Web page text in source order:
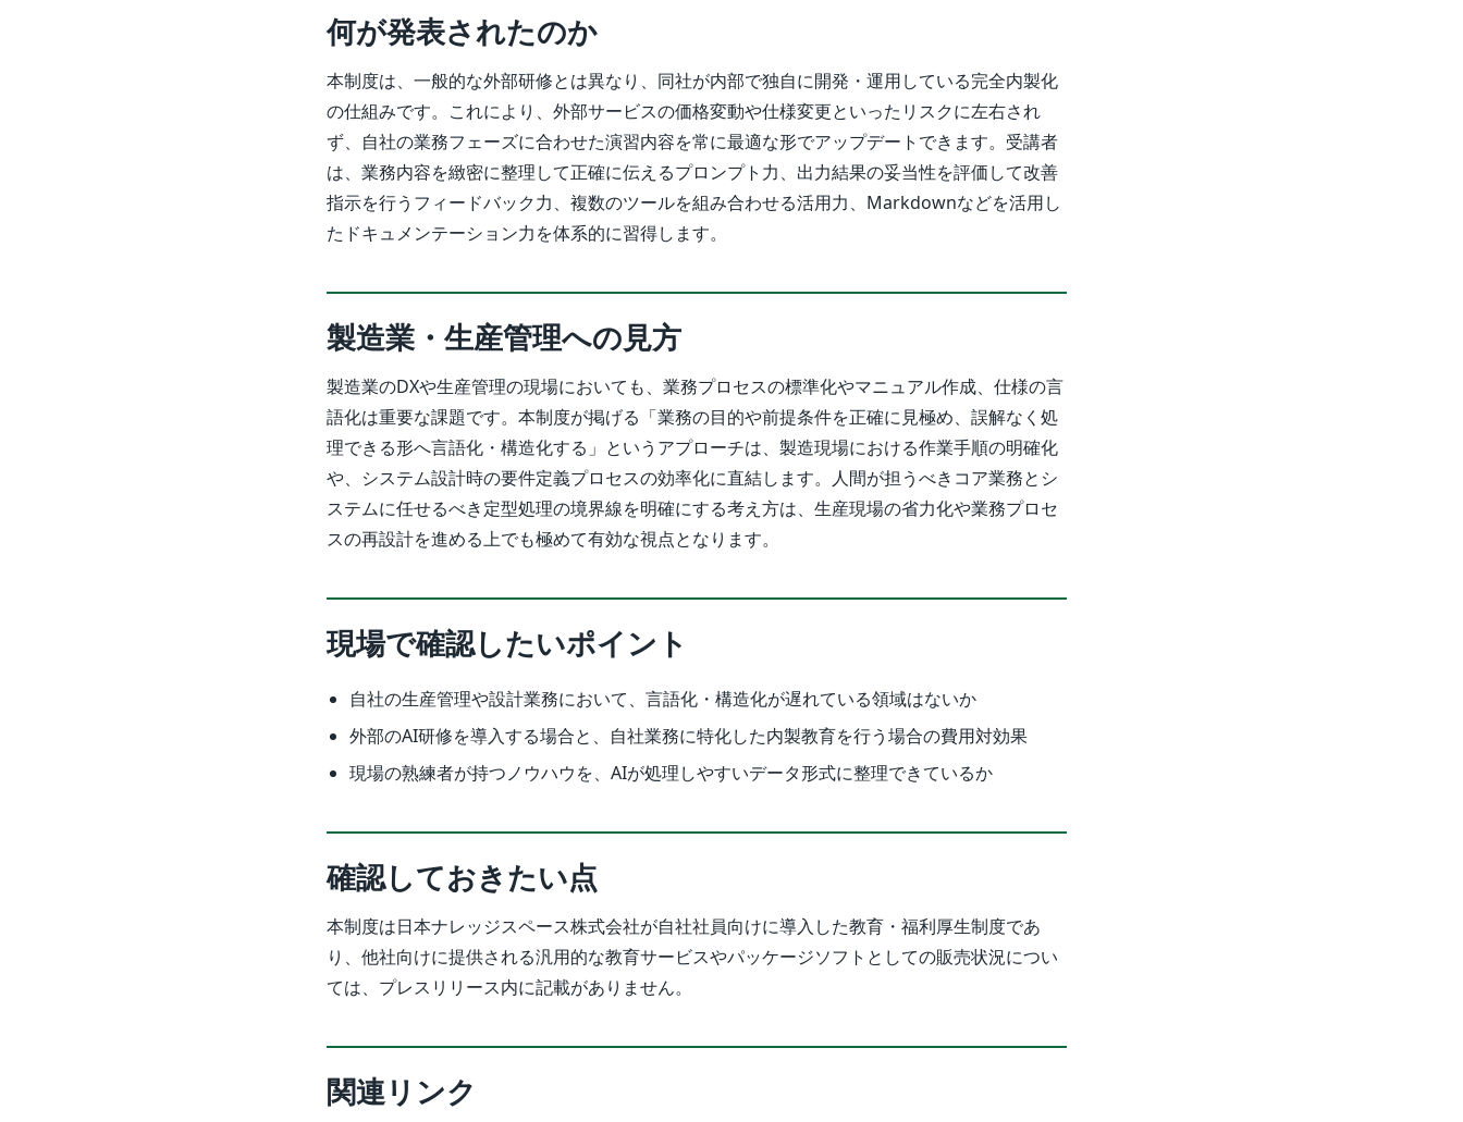
何が発表されたのか
本制度は、一般的な外部研修とは異なり、同社が内部で独自に開発・運用している完全内製化
の仕組みです。これにより、外部サービスの価格変動や仕様変更といったリスクに左右され
ず、自社の業務フェーズに合わせた演習内容を常に最適な形でアップデートできます。受講者
は、業務内容を緻密に整理して正確に伝えるプロンプト力、出力結果の妥当性を評価して改善
指示を行うフィードバック力、複数のツールを組み合わせる活用力、Markdownなどを活用し
たドキュメンテーション力を体系的に習得します。
製造業・生産管理への見方
製造業のDXや生産管理の現場においても、業務プロセスの標準化やマニュアル作成、仕様の言
語化は重要な課題です。本制度が掲げる「業務の目的や前提条件を正確に見極め、誤解なく処
理できる形へ言語化・構造化する」というアプローチは、製造現場における作業手順の明確化
や、システム設計時の要件定義プロセスの効率化に直結します。人間が担うべきコア業務とシ
ステムに任せるべき定型処理の境界線を明確にする考え方は、生産現場の省力化や業務プロセ
スの再設計を進める上でも極めて有効な視点となります。
現場で確認したいポイント
自社の生産管理や設計業務において、言語化・構造化が遅れている領域はないか
外部のAI研修を導入する場合と、自社業務に特化した内製教育を行う場合の費用対効果
現場の熟練者が持つノウハウを、AIが処理しやすいデータ形式に整理できているか
確認しておきたい点
本制度は日本ナレッジスペース株式会社が自社社員向けに導入した教育・福利厚生制度であ
り、他社向けに提供される汎用的な教育サービスやパッケージソフトとしての販売状況につい
ては、プレスリリース内に記載がありません。
関連リンク